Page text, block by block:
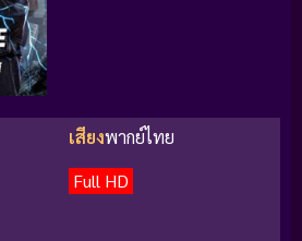
เสียงพากย์ไทย
Full HD